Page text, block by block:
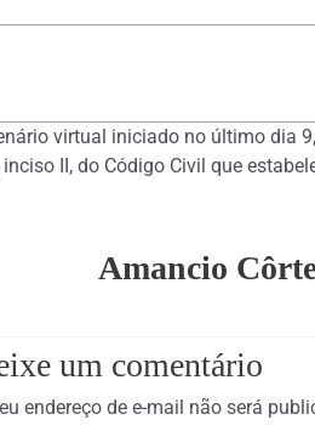
virtual iniciado no último dia
inciso II, do Código Civil que
Amancio
um comentário
endereço de e-mail não será